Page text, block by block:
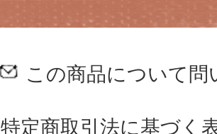
この商品について問
特定商取引法に基づく